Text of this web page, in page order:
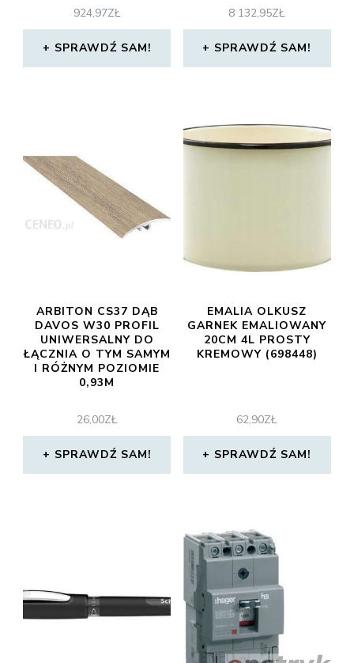
924,97ZŁ
SPRAWDŹ SAM!
8 132,95ZŁ
SPRAWDŹ SAM!
ARBITON CS37 DĄB
DAVOS W30 PROFIL
UNIWERSALNY DO
ŁĄCZNIA O TYM SAMYM
I RÓŻNYM POZIOMIE
0,93M
26,00ZŁ
SPRAWDŹ SAM!
EMALIA OLKUSZ
GARNEK EMALIOWANY
20CM 4L PROSTY
KREMOWY (698448)
62,90ZŁ
SPRAWDŹ SAM!